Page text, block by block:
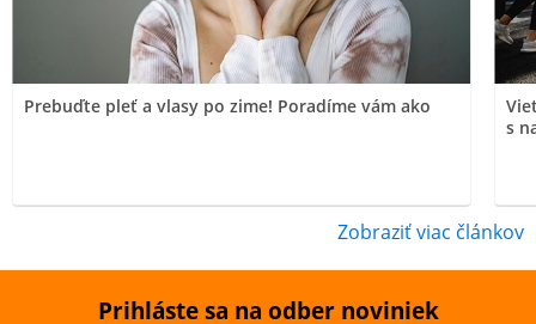
Prebuďte pleť a vlasy po zime! Poradíme vám ako
s
Zobraziť viac článkov
Prihláste sa na odber noviniek